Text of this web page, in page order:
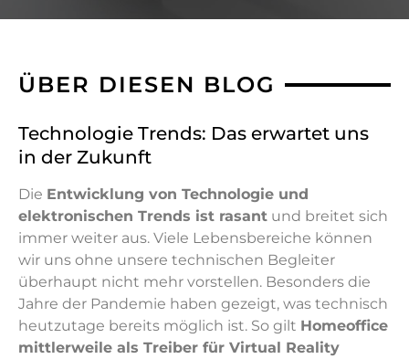
ÜBER DIESEN BLOG
Technologie Trends: Das erwartet uns
in der Zukunft
Die Entwicklung von Technologie und
elektronischen Trends ist rasant und breitet sich
immer weiter aus. Viele Lebensbereiche können
wir uns ohne unsere technischen Begleiter
überhaupt nicht mehr vorstellen. Besonders die
Jahre der Pandemie haben gezeigt, was technisch
heutzutage bereits möglich ist. So gilt Homeoffice
mittlerweile als Treiber für Virtual Reality